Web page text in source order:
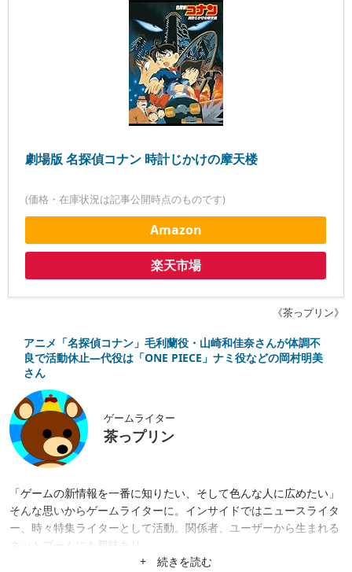
劇場版 名探偵コナン 時計じかけの摩天楼
(価格・在庫状況は記事公開時点のものです)
Amazon
楽天市場
《茶っプリン》
アニメ「名探偵コナン」毛利蘭役・山崎和佳奈さんが体調不
良で活動休止―代役は「ONE PIECE」ナミ役などの岡村明美
さん
ゲームライター
茶っプリン
「ゲームの新情報を一番に知りたい、そして色んな人に広めたい」
そんな思いからゲームライターに。インサイドではニュースライタ
ー、時々特集ライターとして活動。関係者、ユーザーから生まれる
ネットブームにも興味あり。
+ 続きを読む